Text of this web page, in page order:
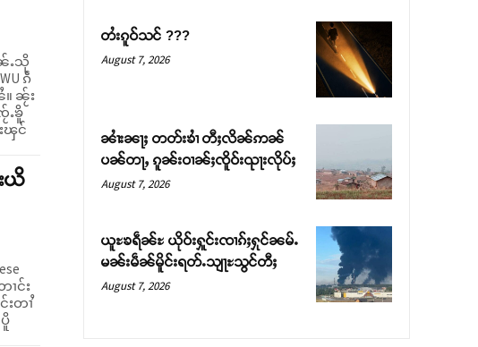
ႉသို
ၵဵ
း
ႉၶိူ
ၾင်
ယိ
ၢင်း
းတၢႆ
တႆးၵူဝ်သင် ???
August 7, 2026
ၼၢႆးၼႃႈ တတ်းၶၢႆ တီႈလိၼ်ဢၼ်
ပၼ်တႃႇ ၵူၼ်းဝၢၼ်ႈၸိူဝ်းၺႃးလိုပ်ႈ
August 7, 2026
ယူႊၶရဵၼ်ႊ ယိုဝ်းႁူင်းၸၢၵ်ႈႁုင်ၼမ်ႉ
မၼ်းမဵၼ်မိူင်းရတ်ႉသျႃႊသွင်တီႈ
August 7, 2026